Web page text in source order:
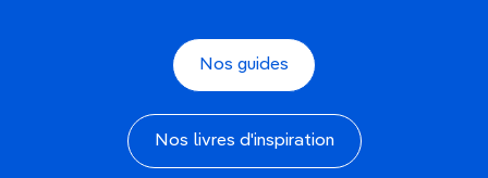
Nos guides
Nos livres d'inspiration